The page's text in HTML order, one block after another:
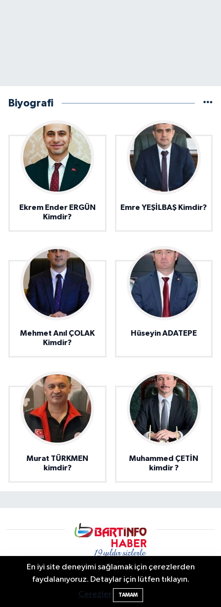
Biyografi
Ekrem Ender ERGÜN
Kimdir?
Emre YEŞİLBAŞ Kimdir?
Mehmet Anıl ÇOLAK
Kimdir?
Hüseyin ADATEPE
Murat TÜRKMEN
kimdir?
Muhammed ÇETİN
kimdir ?
Bartın info | Bartın Son Dakika Haberleri ve Şehir Rehberi
Bartın’da yaşanan son dakika gelişmeleri, trafik kazaları,
En iyi site deneyimi sağlamak için çerezlerden
faydalanıyoruz. Detaylar için lütfen tıklayın.
Çerezler
TAMAM
Bartın'da Şafak Operasyonu: 5 Gözaltı, 4
Şüpheli Aranıyor